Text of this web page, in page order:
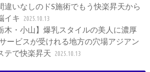
違いなしのドS施術でもう快楽昇天から
イキ
2025.10.13
木・小山】爆乳スタイルの美人に濃厚
ービスが受けれる地方の穴場アジアン
テで快楽昇天 2025.10.13